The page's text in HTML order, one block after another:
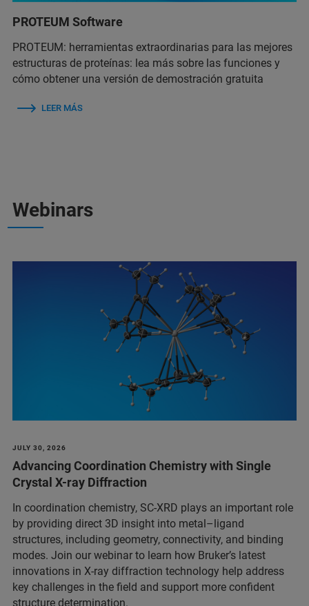
PROTEUM Software
PROTEUM: herramientas extraordinarias para las mejores
estructuras de proteínas: lea más sobre las funciones y
cómo obtener una versión de demostración gratuita
LEER MÁS
Webinars
JULY 30, 2026
Advancing Coordination Chemistry with Single
Crystal X-ray Diffraction
In coordination chemistry, SC-XRD plays an important role
by providing direct 3D insight into metal–ligand
structures, including geometry, connectivity, and binding
modes. Join our webinar to learn how Bruker’s latest
innovations in X-ray diffraction technology help address
key challenges in the field and support more confident
structure determination.